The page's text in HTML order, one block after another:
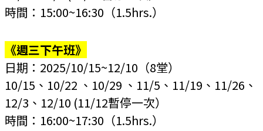
時間：15:00~16:30 （1.5hrs.）
《週三下午班》
日期：2025/10/15~12/10 （8堂）
10/15、10/22 、10/29 、11/5、11/19、11/26、
12/3、12/10 (11/12暫停一次）
時間：16:00~17:30 （1.5hrs.）